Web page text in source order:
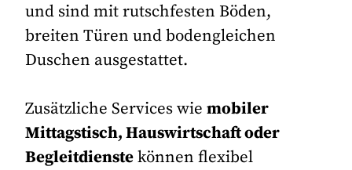
und sind mit rutschfesten Böden,
breiten Türen und bodengleichen
Duschen ausgestattet.
Zusätzliche Services wiemobiler
Mittagstisch, Hauswirtschaft oder
Begleitdienstekönnen flexibel